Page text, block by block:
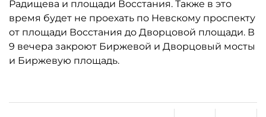
Радищева и площади Восстания. Также в это
время будет не проехать по Невскому проспекту
от площади Восстания до Дворцовой площади. В
9 вечера закроют Биржевой и Дворцовый мосты
и Биржевую площадь.